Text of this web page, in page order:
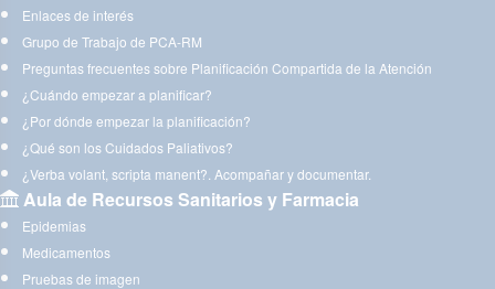
Enlaces de interés
Grupo de Trabajo de PCA-RM
Preguntas frecuentes sobre Planificación Compartida de la Atención
¿Cuándo empezar a planificar?
¿Por dónde empezar la planificación?
¿Qué son los Cuidados Paliativos?
¿Verba volant, scripta manent?. Acompañar y documentar.
Aula de Recursos Sanitarios y Farmacia
Epidemias
Medicamentos
Pruebas de imagen